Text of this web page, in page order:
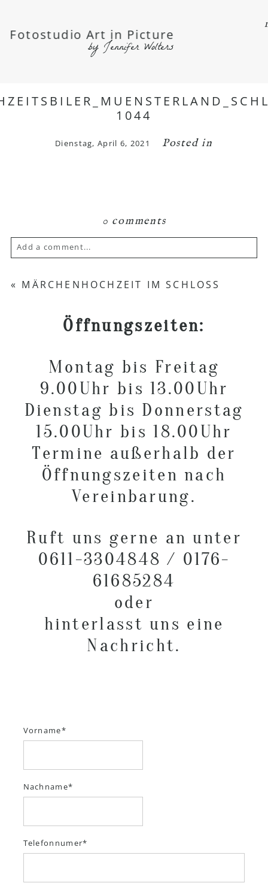
Fotostudio Art in Picture
by Jennifer Wolters
1044
Dienstag, April 6, 2021 Posted in
0 comments
Add a comment...
Your email is never published or shared.
POST COMMENT
« MÄRCHENHOCHZEIT IM SCHLOSS
Öffnungszeiten:
Montag bis Freitag
9.00Uhr bis 13.00Uhr
Dienstag bis Donnerstag
15.00Uhr bis 18.00Uhr
Termine außerhalb der
Öffnungszeiten nach
Vereinbarung.
Ruft uns gerne an unter
0611-3304848 / 0176-
61685284
oder
hinterlasst uns eine
Nachricht.
Vorname
Nachname
Telefonnumer